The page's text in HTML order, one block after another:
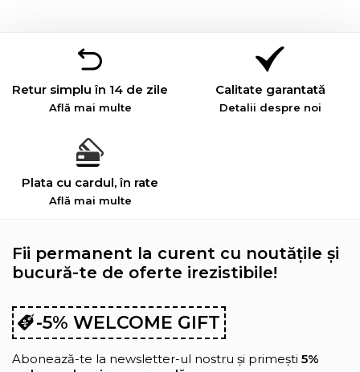
Retur simplu în 14 de zile
Află mai multe
Calitate garantată
Detalii despre noi
Plata cu cardul, în rate
Află mai multe
Fii permanent la curent cu noutățile și
bucură-te de oferte irezistibile!
-5% WELCOME GIFT
Abonează-te la newsletter-ul nostru și primești 5%